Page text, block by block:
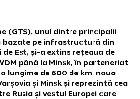
(GTS), unul dintre principalii
bazate pe infrastructură din
de Est, și-a extins rețeaua de
până la Minsk, în parteneriat
lungime de 600 de km, noua
și Minsk și reprezintă cea
Rusia și vestul Europei care